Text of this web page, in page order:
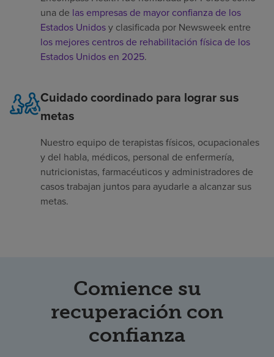
una de las empresas de mayor confianza de los
Estados Unidosy clasificada por Newsweek entre
los mejores centros de rehabilitación física de los
Estados Unidos en 2025.
Cuidado coordinado para lograr sus
metas
Nuestro equipo de terapistas físicos, ocupacionales
y del habla, médicos, personal de enfermería,
nutricionistas, farmacéuticos y administradores de
casos trabajan juntos para ayudarle a alcanzar sus
metas.
Comience su
recuperación con
confianza